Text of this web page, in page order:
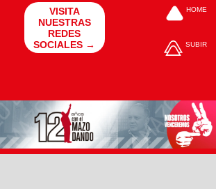
cómplices
sacudírsela
VISITA
NUESTRAS
REDES
SOCIALES →
HOME
SUBIR